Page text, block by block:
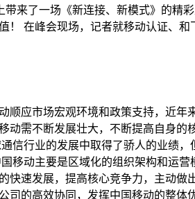
来了一场《新连接、新模式》的精
在峰会现场，记者就移动认证、
应市场宏观环境和政策支持，近年
需不断发展壮大，不断提高自身的
信行业的发展中取得了骄人的业绩
移动主要是区域化的组织架构和运营
速发展，提高核心竞争力，主动做
的高效协同，发挥中国移动的整体优